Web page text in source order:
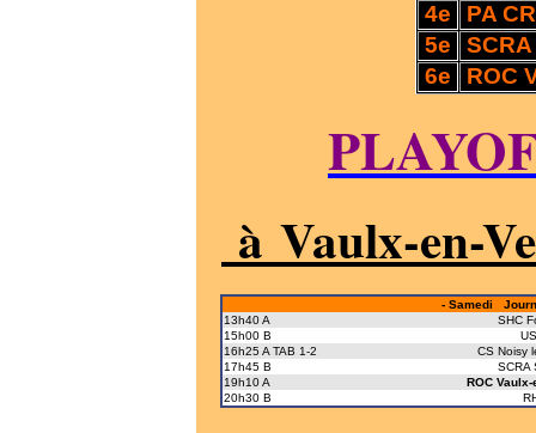
4e
PA
5e
6e
ROC
à Vaulx-en-
- Samedi
13h40 A
SHC
15h00 B
16h25 A TAB 1-2
CS Noisy
17h45 B
SCRA
19h10 A
ROC Vaulx-
20h30 B